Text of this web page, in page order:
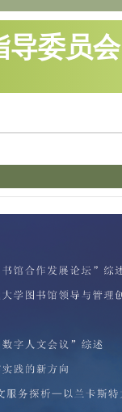
导委员会